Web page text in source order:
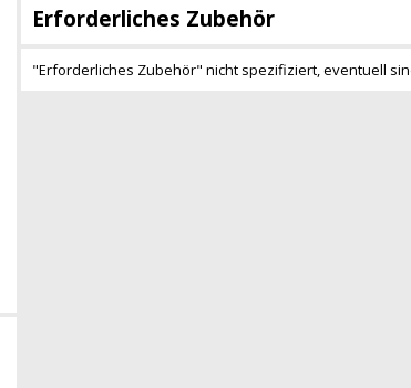
Erforderliches Zubehör
"Erforderliches Zubehör" nicht spezifiziert, eventuell